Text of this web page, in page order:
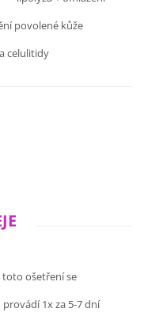
kůže
se
za 5-7 dní